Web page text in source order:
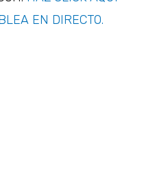
EN DIRECTO.